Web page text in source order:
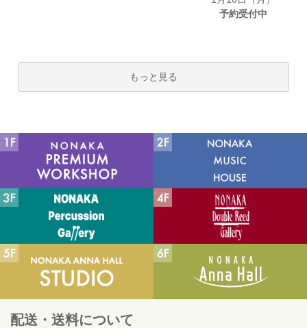
予約受付中
もっと見る
配送・送料について